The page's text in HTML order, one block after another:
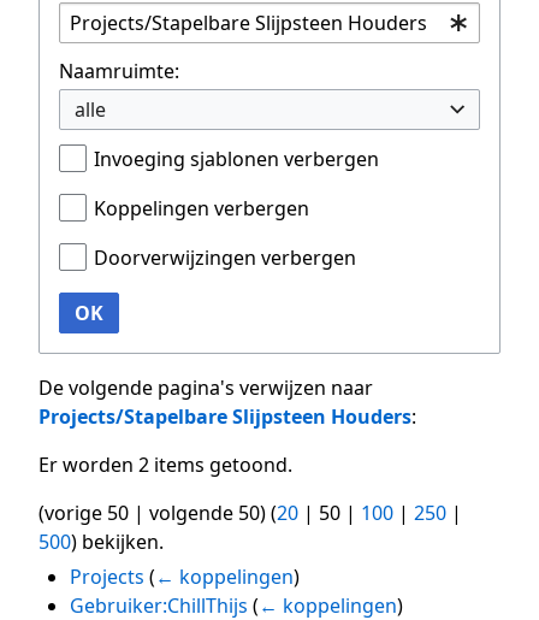
Naamruimte:
alle
Invoeging sjablonen verbergen
Koppelingen verbergen
Doorverwijzingen verbergen
OK
De volgende pagina's verwijzen naar
Projects/Stapelbare Slijpsteen Houders:
Er worden 2 items getoond.
(vorige 50 | volgende 50) (20 | 50 | 100 | 250 |
500) bekijken.
Projects (← koppelingen)
Gebruiker:ChillThijs (← koppelingen)